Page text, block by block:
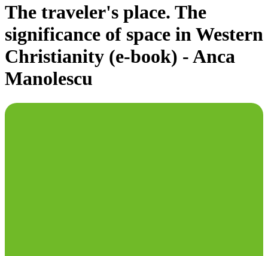
The traveler's place. The
significance of space in Western
Christianity (e-book) - Anca
Manolescu